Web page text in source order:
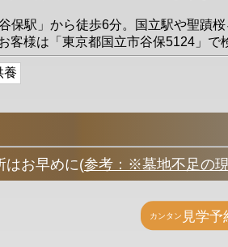
保駅」から徒歩6分。国立駅や聖蹟
客様は「東京都国立市谷保5124」
養
お早めに(参考：※墓地不足の